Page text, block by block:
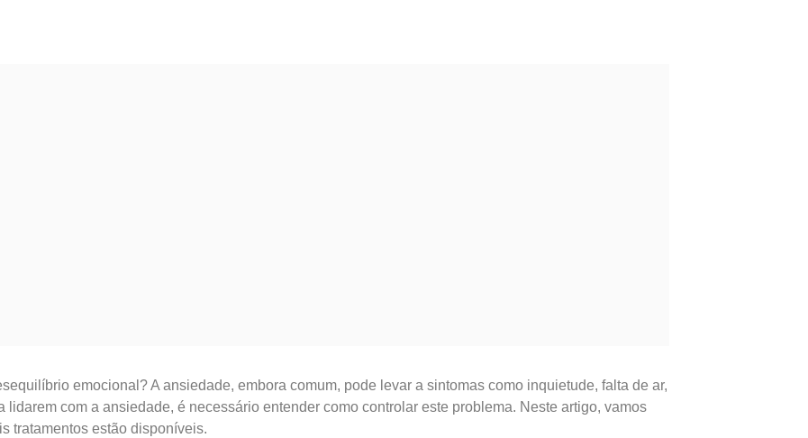
emocional? A ansiedade, embora comum, pode levar a sintomas como inquietude, falta de ar,
com a ansiedade, é necessário entender como controlar este problema. Neste artigo, vamos
tratamentos estão disponíveis.